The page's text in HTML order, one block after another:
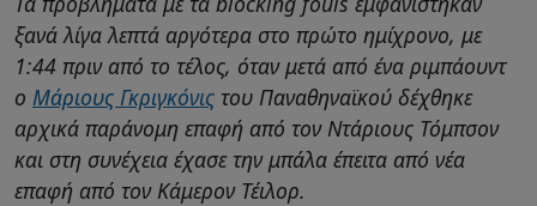
ξανά λίγα λεπτά αργότερα στο πρώτο ημίχρονο, με
1:44 πριν από το τέλος, όταν μετά από ένα ριμπάουντ
ο Μάριους Γκριγκόνις του Παναθηναϊκού δέχθηκε
αρχικά παράνομη επαφή από τον Ντάριους Τόμπσον
και στη συνέχεια έχασε την μπάλα έπειτα από νέα
επαφή από τον Κάμερον Τέιλορ.